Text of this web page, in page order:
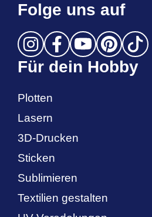
Folge uns auf
Für dein Hobby
Plotten
Lasern
3D-Drucken
Sticken
Sublimieren
Textilien gestalten